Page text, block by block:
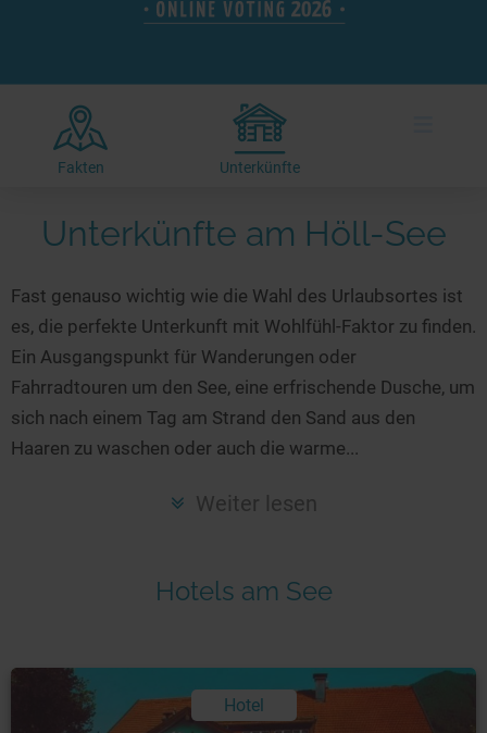
Radtouren am See
Kitesurfen
Kanu- & Kajaktouren
Badeseen in Deutschland
Wellness am See
Romantik Hotels
Urlaub an der Küste
Unterkünfte
Hotels am See
Ferienwohnungen
Camping
Kanu- & Kajak-Urlaub
Wanderurlaub
Bikeurlaub
Auszeit & Wellness
Camping am See
Top-Hotels
Familienhotels
Wellness-Hotels
Ausgefallenes
Häuser auf dem Wasser
Hundefreundliche Unterkünfte
Seen in Deutschland
Seen in Europa
Überwachte Badestellen
Unsere See-Highlights
Deutschlands schönste Seen
Top Seen nach Bundesländern
Top Seen nach Regionen
Deutschlands Lieblingsseen
Schweden
Norwegen
Fakten Unterkünfte
Unterkünfte am Höll-See
Fast genauso wichtig wie die Wahl des Urlaubsortes ist
es, die perfekte Unterkunft mit Wohlfühl-Faktor zu finden.
Ein Ausgangspunkt für Wanderungen oder
Fahrradtouren um den See, eine erfrischende Dusche, um
sich nach einem Tag am Strand den Sand aus den
Haaren zu waschen oder auch die warme...
Weiter lesen
Hotels am See
Hotel